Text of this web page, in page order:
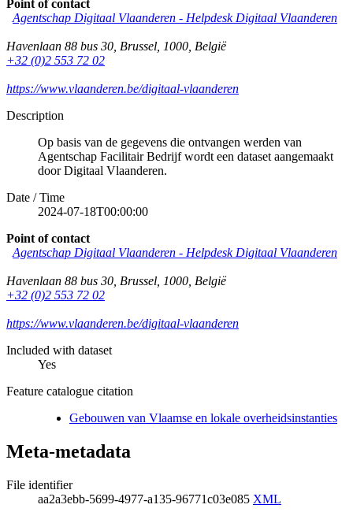
Point of contact
Agentschap Digitaal Vlaanderen - Helpdesk Digitaal Vlaanderen
Havenlaan 88 bus 30 Brussel 1000 België
+32 (0)2 553 72 02
https://www.vlaanderen.be/digitaal-vlaanderen
Description
Op basis van de gegevens die ontvangen werden van
Agentschap Facilitair Bedrijf wordt een dataset aangemaakt
door Digitaal Vlaanderen.
Date / Time
2024-07-18T00:00:00
Point of contact
Agentschap Digitaal Vlaanderen - Helpdesk Digitaal Vlaanderen
Havenlaan 88 bus 30 Brussel 1000 België
+32 (0)2 553 72 02
https://www.vlaanderen.be/digitaal-vlaanderen
Included with dataset
Yes
Feature catalogue citation
Gebouwen van Vlaamse en lokale overheidsinstanties
Meta-metadata
File identifier
aa2a3ebb-5699-4977-a135-96771c03e085 XML